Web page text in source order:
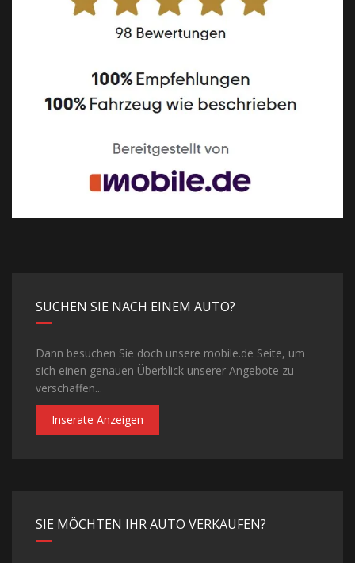
SUCHEN SIE NACH EINEM AUTO?
Dann besuchen Sie doch unsere mobile.de Seite, um
sich einen genauen Überblick unserer Angebote zu
verschaffen...
Inserate Anzeigen
SIE MÖCHTEN IHR AUTO VERKAUFEN?